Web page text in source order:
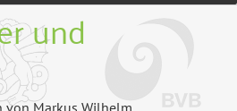
und